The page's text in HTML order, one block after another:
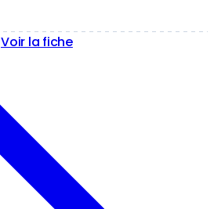
Voir la fiche